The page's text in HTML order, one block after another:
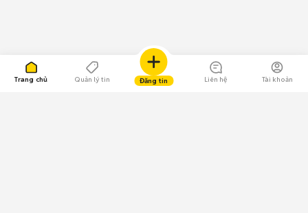
Trang chủ Quản lý tin Đăng tin Liên hệ Tài khoản